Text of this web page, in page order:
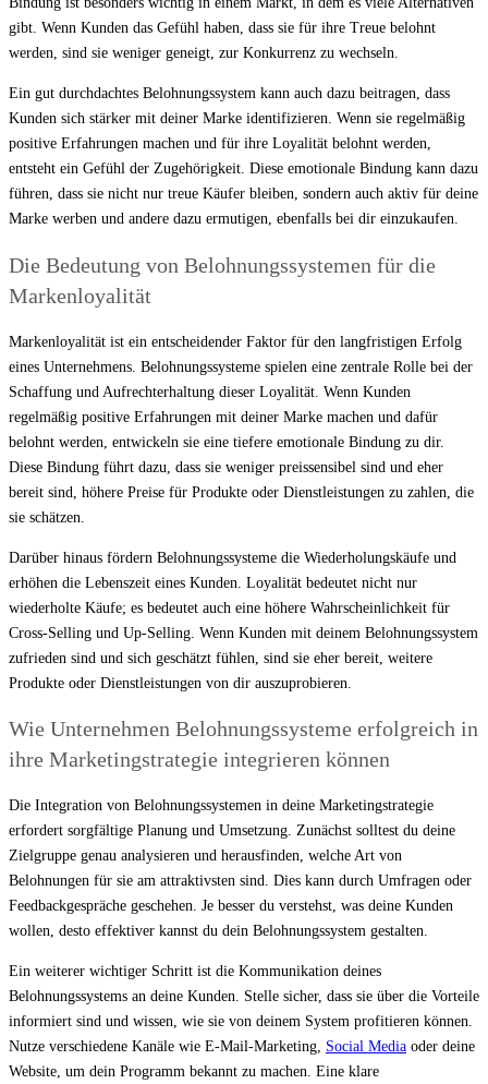
gibt. Wenn Kunden das Gefühl haben, dass sie für ihre Treue belohnt
werden, sind sie weniger geneigt, zur Konkurrenz zu wechseln.
Ein gut durchdachtes Belohnungssystem kann auch dazu beitragen, dass
Kunden sich stärker mit deiner Marke identifizieren. Wenn sie regelmäßig
positive Erfahrungen machen und für ihre Loyalität belohnt werden,
entsteht ein Gefühl der Zugehörigkeit. Diese emotionale Bindung kann dazu
führen, dass sie nicht nur treue Käufer bleiben, sondern auch aktiv für deine
Marke werben und andere dazu ermutigen, ebenfalls bei dir einzukaufen.
Die Bedeutung von Belohnungssystemen für die
Markenloyalität
Markenloyalität ist ein entscheidender Faktor für den langfristigen Erfolg
eines Unternehmens. Belohnungssysteme spielen eine zentrale Rolle bei der
Schaffung und Aufrechterhaltung dieser Loyalität. Wenn Kunden
regelmäßig positive Erfahrungen mit deiner Marke machen und dafür
belohnt werden, entwickeln sie eine tiefere emotionale Bindung zu dir.
Diese Bindung führt dazu, dass sie weniger preissensibel sind und eher
bereit sind, höhere Preise für Produkte oder Dienstleistungen zu zahlen, die
sie schätzen.
Darüber hinaus fördern Belohnungssysteme die Wiederholungskäufe und
erhöhen die Lebenszeit eines Kunden. Loyalität bedeutet nicht nur
wiederholte Käufe; es bedeutet auch eine höhere Wahrscheinlichkeit für
Cross-Selling und Up-Selling. Wenn Kunden mit deinem Belohnungssystem
zufrieden sind und sich geschätzt fühlen, sind sie eher bereit, weitere
Produkte oder Dienstleistungen von dir auszuprobieren.
Wie Unternehmen Belohnungssysteme erfolgreich in
ihre Marketingstrategie integrieren können
Die Integration von Belohnungssystemen in deine Marketingstrategie
erfordert sorgfältige Planung und Umsetzung. Zunächst solltest du deine
Zielgruppe genau analysieren und herausfinden, welche Art von
Belohnungen für sie am attraktivsten sind. Dies kann durch Umfragen oder
Feedbackgespräche geschehen. Je besser du verstehst, was deine Kunden
wollen, desto effektiver kannst du dein Belohnungssystem gestalten.
Ein weiterer wichtiger Schritt ist die Kommunikation deines
Belohnungssystems an deine Kunden. Stelle sicher, dass sie über die Vorteile
informiert sind und wissen, wie sie von deinem System profitieren können.
Nutze verschiedene Kanäle wie E-Mail-Marketing, Social Media oder deine
Website, um dein Programm bekannt zu machen. Eine klare